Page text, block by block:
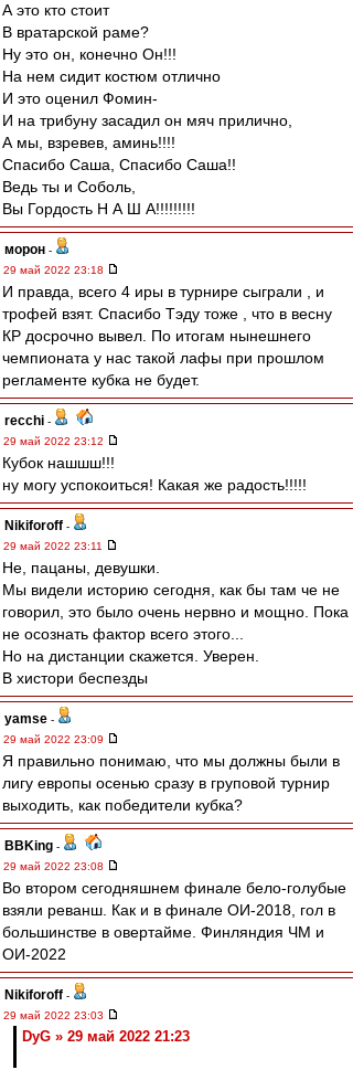
А это кто стоит
В вратарской раме?
Ну это он, конечно Он!!!
На нем сидит костюм отлично
И это оценил Фомин-
И на трибуну засадил он мяч прилично,
А мы, взревев, аминь!!!!
Спасибо Саша, Спасибо Саша!!
Ведь ты и Соболь,
Вы Гордость Н А Ш А!!!!!!!!!
морон -
29 май 2022 23:18
И правда, всего 4 иры в турнире сыграли , и
трофей взят. Спасибо Тэду тоже , что в весну
КР досрочно вывел. По итогам нынешнего
чемпионата у нас такой лафы при прошлом
регламенте кубка не будет.
recchi -
29 май 2022 23:12
Кубок нашшш!!!
ну могу успокоиться! Какая же радость!!!!!
Nikiforoff -
29 май 2022 23:11
Не, пацаны, девушки.
Мы видели историю сегодня, как бы там че не
говорил, это было очень нервно и мощно. Пока
не осознать фактор всего этого...
Но на дистанции скажется. Уверен.
В хистори беспезды
yamse -
29 май 2022 23:09
Я правильно понимаю, что мы должны были в
лигу европы осенью сразу в груповой турнир
выходить, как победители кубка?
BBKing -
29 май 2022 23:08
Во втором сегодняшнем финале бело-голубые
взяли реванш. Как и в финале ОИ-2018, гол в
большинстве в овертайме. Финляндия ЧМ и
ОИ-2022
Nikiforoff -
29 май 2022 23:03
DyG » 29 май 2022 21:23